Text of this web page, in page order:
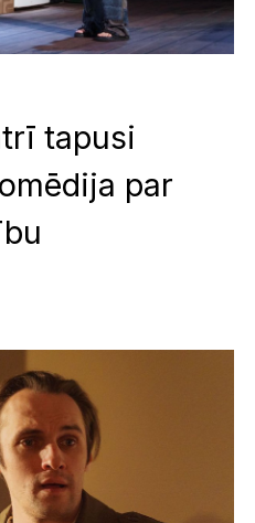
tapusi
par